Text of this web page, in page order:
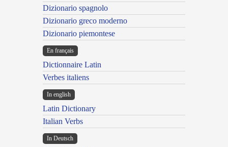
Dizionario spagnolo
Dizionario greco moderno
Dizionario piemontese
En français
Dictionnaire Latin
Verbes italiens
In english
Latin Dictionary
Italian Verbs
In Deutsch